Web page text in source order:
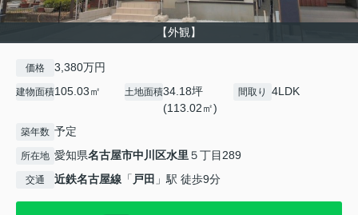
【外観】
価格 3,380万円
建物面積105.03㎡ 土地面積34.18坪
(113.02㎡)
間取り 4LDK
築年数 予定
所在地 愛知県名古屋市中川区水里５丁目289
交通 近鉄名古屋線 「 戸田 」駅 徒歩9分